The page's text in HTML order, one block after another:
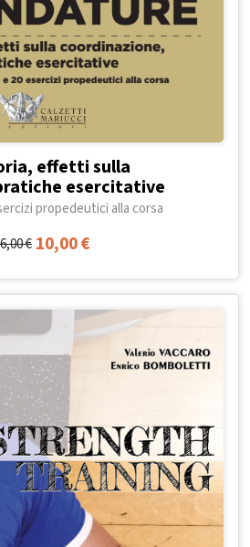
effetti sulla
esercitative
propedeutici alla corsa
€ 10,00€